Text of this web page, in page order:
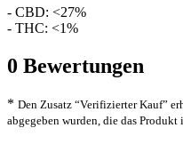
- CBD: <27%
- THC: <1%
0 Bewertungen
* Den Zusatz “Verifizierter Kauf”
abgegeben wurden, die das Produkt